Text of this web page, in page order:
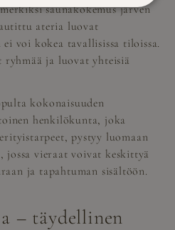
saunakokemus järven
ateria luovat
voi kokea tavallisissa tiloissa.
ryhmää ja luovat yhteisiä
kokonaisuuden
henkilökunta, joka
pystyy luomaan
jossa vieraat voivat keskittyä
ja tapahtuman sisältöön.
– täydellinen